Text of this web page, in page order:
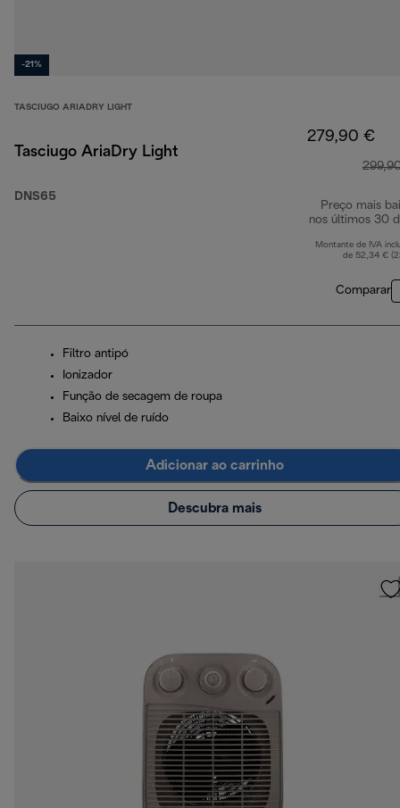
-21%
TASCIUGO ARIADRY LIGHT
Tasciugo AriaDry Light
DNS65
279,90 €
Preço mais
nos últimos 30
Montante de IVA
de 52,34 €
Comparar
Filtro antipó
Ionizador
Função de secagem de roupa
Baixo nível de ruído
Adicionar ao carrinho
Descubra mais